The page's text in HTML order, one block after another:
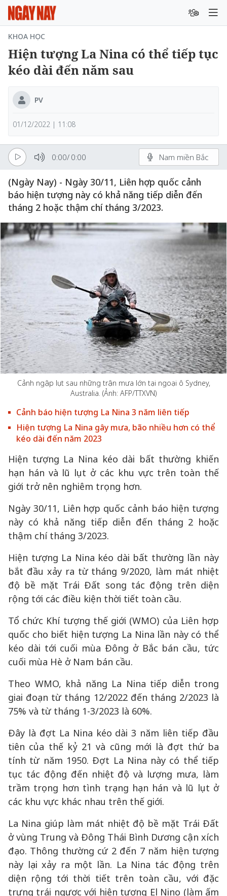
KHOA HỌC
Hiện tượng La Nina có thể tiếp tục
kéo dài đến năm sau
PV
01/12/2022 | 11:08
0:00/ 0:00 Nam miền Bắc
(Ngày Nay) - Ngày 30/11, Liên hợp quốc cảnh
báo hiện tượng này có khả năng tiếp diễn đến
tháng 2 hoặc thậm chí tháng 3/2023.
Cảnh ngập lụt sau những trận mưa lớn tại ngoại ô Sydney,
Australia. (Ảnh: AFP/TTXVN)
Cảnh báo hiện tượng La Nina 3 năm liên tiếp
Hiện tượng La Nina gây mưa, bão nhiều hơn có thể
kéo dài đến năm 2023
Hiện tượng La Nina kéo dài bất thường khiến
hạn hán và lũ lụt ở các khu vực trên toàn thế
giới trở nên nghiêm trọng hơn.
Ngày 30/11, Liên hợp quốc cảnh báo hiện tượng
này có khả năng tiếp diễn đến tháng 2 hoặc
thậm chí tháng 3/2023.
Hiện tượng La Nina kéo dài bất thường lần này
bắt đầu xảy ra từ tháng 9/2020, làm mát nhiệt
độ bề mặt Trái Đất song tác động trên diện
rộng tới các điều kiện thời tiết toàn cầu.
Tổ chức Khí tượng thế giới (WMO) của Liên hợp
quốc cho biết hiện tượng La Nina lần này có thể
kéo dài tới cuối mùa Đông ở Bắc bán cầu, tức
cuối mùa Hè ở Nam bán cầu.
Theo WMO, khả năng La Nina tiếp diễn trong
giai đoạn từ tháng 12/2022 đến tháng 2/2023 là
75% và từ tháng 1-3/2023 là 60%.
Đây là đợt La Nina kéo dài 3 năm liên tiếp đầu
tiên của thế kỷ 21 và cũng mới là đợt thứ ba
tính từ năm 1950. Đợt La Nina này có thể tiếp
tục tác động đến nhiệt độ và lượng mưa, làm
trầm trọng hơn tình trạng hạn hán và lũ lụt ở
các khu vực khác nhau trên thế giới.
La Nina giúp làm mát nhiệt độ bề mặt Trái Đất
ở vùng Trung và Đông Thái Bình Dương cận xích
đạo. Thông thường cứ 2 đến 7 năm hiện tượng
này lại xảy ra một lần. La Nina tác động trên
diện rộng tới thời tiết trên toàn cầu, với đặc
trưng trái ngược với hiện tượng El Nino (làm ấm